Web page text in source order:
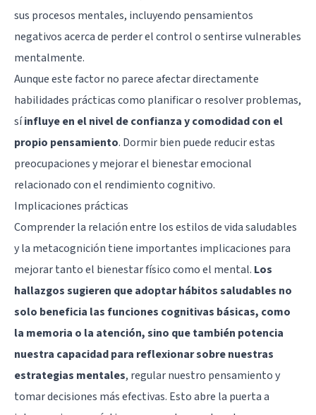
sus procesos mentales, incluyendo pensamientos
negativos acerca de perder el control o sentirse vulnerables
mentalmente.
Aunque este factor no parece afectar directamente
habilidades prácticas como planificar o resolver problemas,
síinfluye en el nivel de confianza y comodidad con el
propio pensamiento. Dormir bien puede reducir estas
preocupaciones y mejorar el bienestar emocional
relacionado con el rendimiento cognitivo.
Implicaciones prácticas
Comprender la relación entre los estilos de vida saludables
y la metacognición tiene importantes implicaciones para
mejorar tanto el bienestar físico como el mental. Los
hallazgos sugieren que adoptar hábitos saludables no
solo beneficia las funciones cognitivas básicas, como
la memoria o la atención, sino que también potencia
nuestra capacidad para reflexionar sobre nuestras
estrategias mentales, regular nuestro pensamiento y
tomar decisiones más efectivas. Esto abre la puerta a